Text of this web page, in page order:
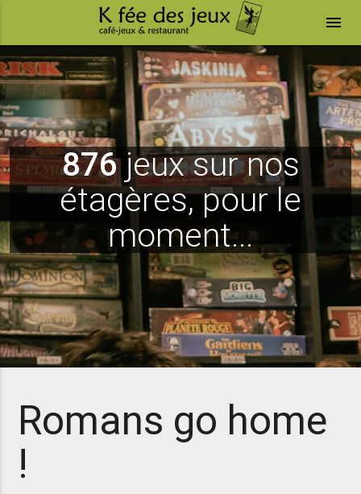
menu
876jeux sur nos
étagères, pour le
moment...
Romans go home
!